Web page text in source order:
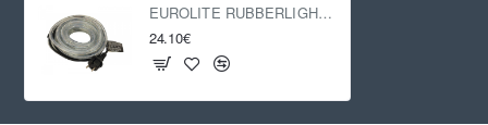
EUROLITE RUBBERLIGHT RL1-230V clear 5m
24.10€